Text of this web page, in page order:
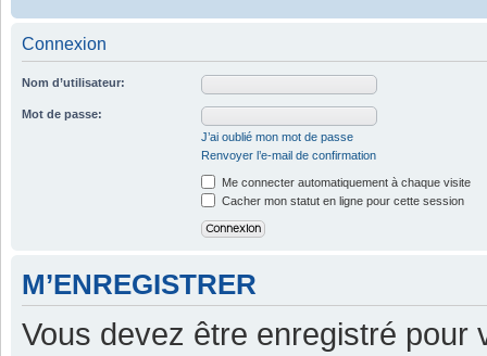
Connexion
Nom d’utilisateur:
Mot de passe:
J’ai oublié mon mot de passe
Renvoyer l’e-mail de confirmation
Me connecter automatiquement à chaque visite
Cacher mon statut en ligne pour cette session
M’ENREGISTRER
Vous devez être enregistré pour